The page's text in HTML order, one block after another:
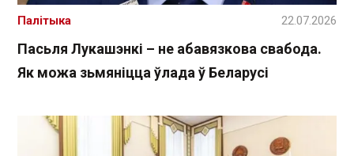
Пасьля Лукашэнкі – не абавязкова свабода.
Як можа зьмяніцца ўлада ў Беларусі
Палітыка 22.07.2026